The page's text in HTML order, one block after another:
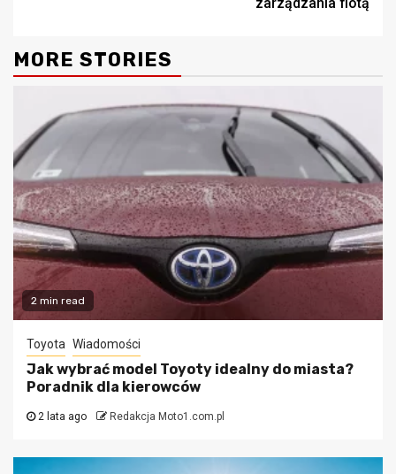
MORE STORIES
2 min read
Toyota Wiadomości
Jak wybrać model Toyoty idealny do miasta?
Poradnik dla kierowców
2 lata ago Redakcja Moto1.com.pl